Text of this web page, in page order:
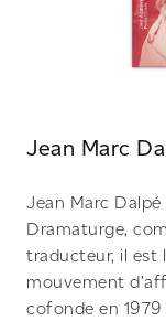
Jean Marc
Jean Marc
Dramaturge,
traducteur, il est
mouvement
cofonde en 1979